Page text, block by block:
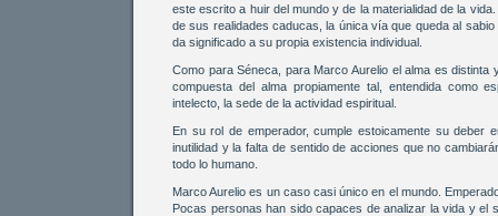
este escrito a huir del mundo y de la materialidad de la vida.
de sus realidades caducas, la única vía que queda al
da significado a su propia existencia individual.
Como para Séneca, para Marco Aurelio el alma es
compuesta del alma propiamente tal, entendida como
intelecto, la sede de la actividad espiritual.
En su rol de emperador, cumple estoicamente su deber
inutilidad y la falta de sentido de acciones que no
todo lo humano.
Marco Aurelio es un caso casi único en el mundo.
Pocas personas han sido capaces de analizar la vida y el